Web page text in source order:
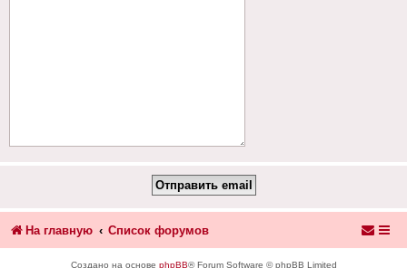
На главную Список форумов
Создано на основе phpBB® Forum Software © phpBB Limited